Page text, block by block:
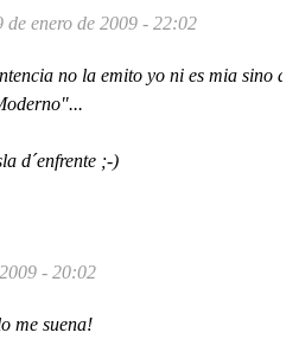
de enero de 2009 - 22:02
no la emito yo ni es mia sino
d´enfrente ;-)
- 20:02
me suena!